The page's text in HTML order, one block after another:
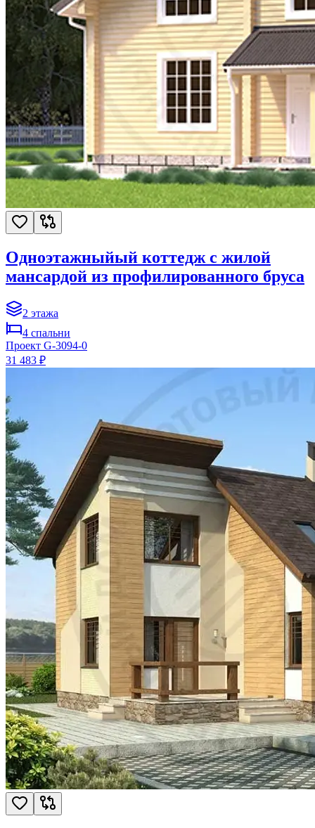
Одноэтажныйый коттедж с жилой
мансардой из профилированного бруса
2 этажа
4 спальни
Проект G-3094-0
31 483 ₽